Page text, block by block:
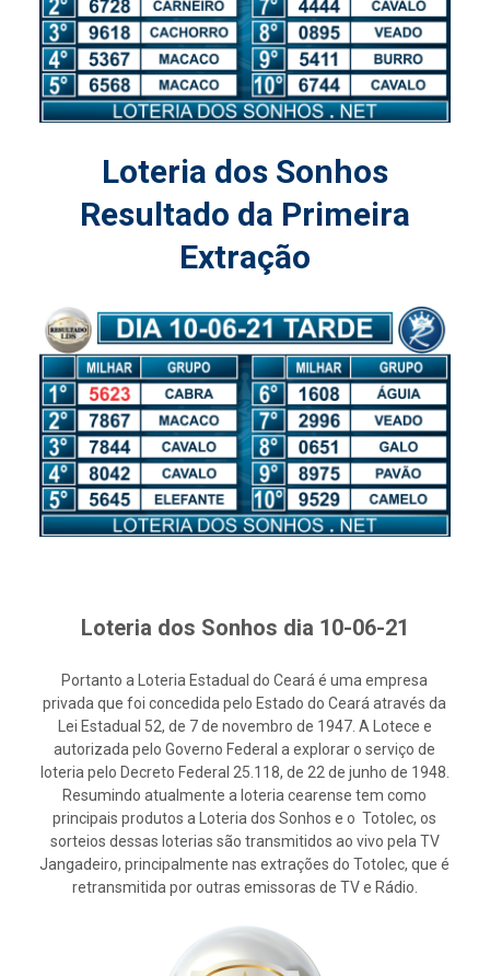
Loteria dos Sonhos
Resultado da Primeira
Extração
Loteria dos Sonhos dia 10-06-21
Portanto a Loteria Estadual do Ceará é uma empresa
privada que foi concedida pelo Estado do Ceará através da
Lei Estadual 52, de 7 de novembro de 1947. A Lotece e
autorizada pelo Governo Federal a explorar o serviço de
loteria pelo Decreto Federal 25.118, de 22 de junho de 1948.
Resumindo atualmente a loteria cearense tem como
principais produtos a Loteria dos Sonhos e o Totolec, os
sorteios dessas loterias são transmitidos ao vivo pela TV
Jangadeiro, principalmente nas extrações do Totolec, que é
retransmitida por outras emissoras de TV e Rádio.